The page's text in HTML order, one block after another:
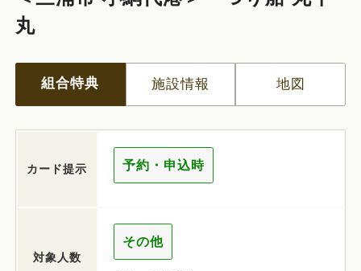
丸
組合特典 施設情報 地図
カード提示 予約・申込時
対象人数
その他